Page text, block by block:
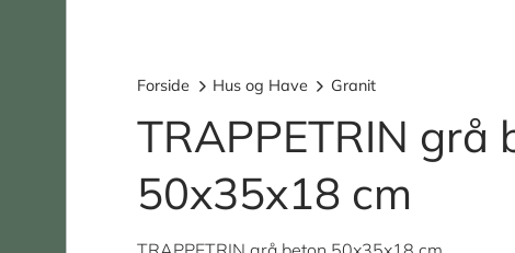
Forside Hus og Have Granit
TRAPPETRIN grå
50x35x18 cm